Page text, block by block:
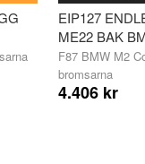
EIP127
ME22 BAK
F87 BMW M2
bromsarna
4.406 kr